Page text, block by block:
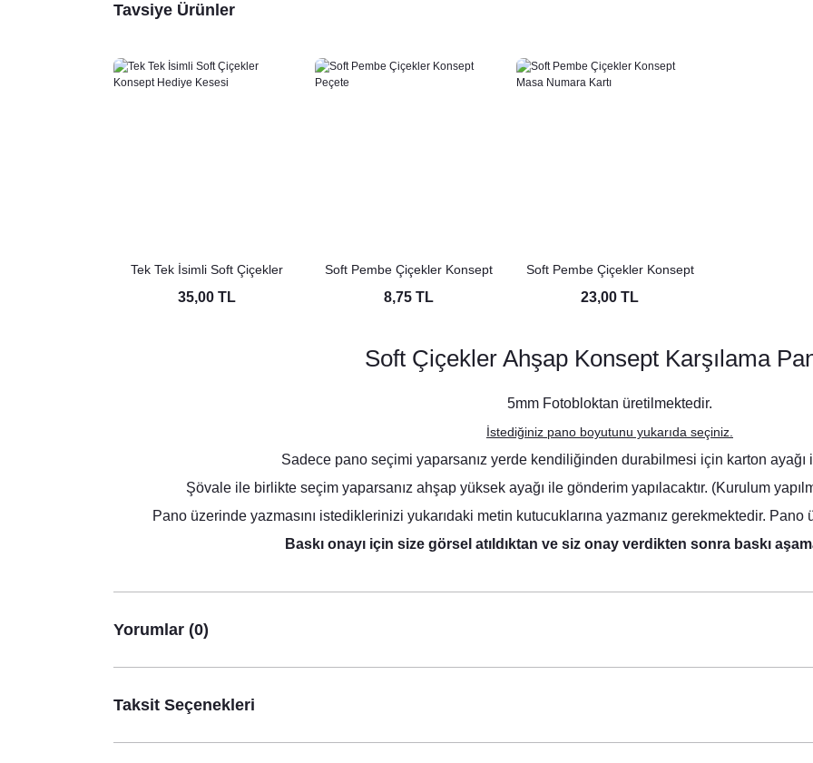
Tavsiye Ürünler
Tek Tek İsimli Soft Çiçekler
Konsept Hediye Kesesi
35,00 TL
Soft Pembe Çiçekler Konsept
Peçete
8,75 TL
Soft Pembe Çiçekler Konsept
Masa Numara Kartı
23,00 TL
Soft Çiçekler Ahşap Konsept Karşılama
5mm Fotobloktan üretilmektedir.
İstediğiniz pano boyutunu yukarıda seçiniz.
Sadece pano seçimi yaparsanız yerde kendiliğinden durabilmesi için karton ayağı
Şövale ile birlikte seçim yaparsanız ahşap yüksek ayağı ile gönderim yapılacaktır. (Kurulum
Pano üzerinde yazmasını istediklerinizi yukarıdaki metin kutucuklarına yazmanız gerekmektedir.
Baskı onayı için size görsel atıldıktan ve siz onay verdikten sonra baskı
Yorumlar (0)
Taksit Seçenekleri